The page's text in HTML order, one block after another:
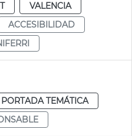
VALENCIA
ACCESIBILIDAD
TEMÁTICA